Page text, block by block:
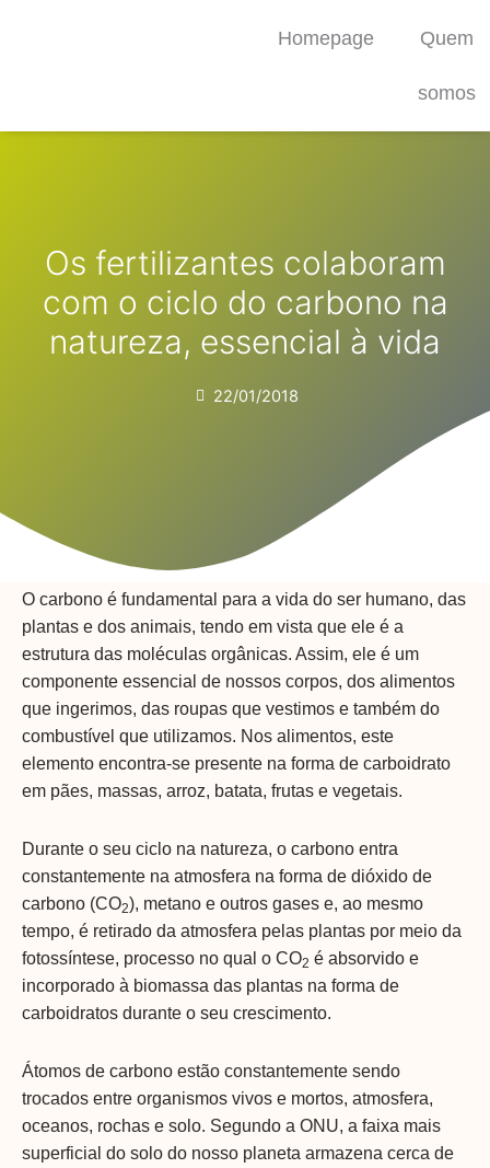
Homepage Quem
somos
Os fertilizantes colaboram
com o ciclo do carbono na
natureza, essencial à vida
22/01/2018
O carbono é fundamental para a vida do ser humano, das
plantas e dos animais, tendo em vista que ele é a
estrutura das moléculas orgânicas. Assim, ele é um
componente essencial de nossos corpos, dos alimentos
que ingerimos, das roupas que vestimos e também do
combustível que utilizamos. Nos alimentos, este
elemento encontra-se presente na forma de carboidrato
em pães, massas, arroz, batata, frutas e vegetais.
Durante o seu ciclo na natureza, o carbono entra
constantemente na atmosfera na forma de dióxido de
carbono (CO2), metano e outros gases e, ao mesmo
tempo, é retirado da atmosfera pelas plantas por meio da
fotossíntese, processo no qual o CO2 é absorvido e
incorporado à biomassa das plantas na forma de
carboidratos durante o seu crescimento.
Átomos de carbono estão constantemente sendo
trocados entre organismos vivos e mortos, atmosfera,
oceanos, rochas e solo. Segundo a ONU, a faixa mais
superficial do solo do nosso planeta armazena cerca de